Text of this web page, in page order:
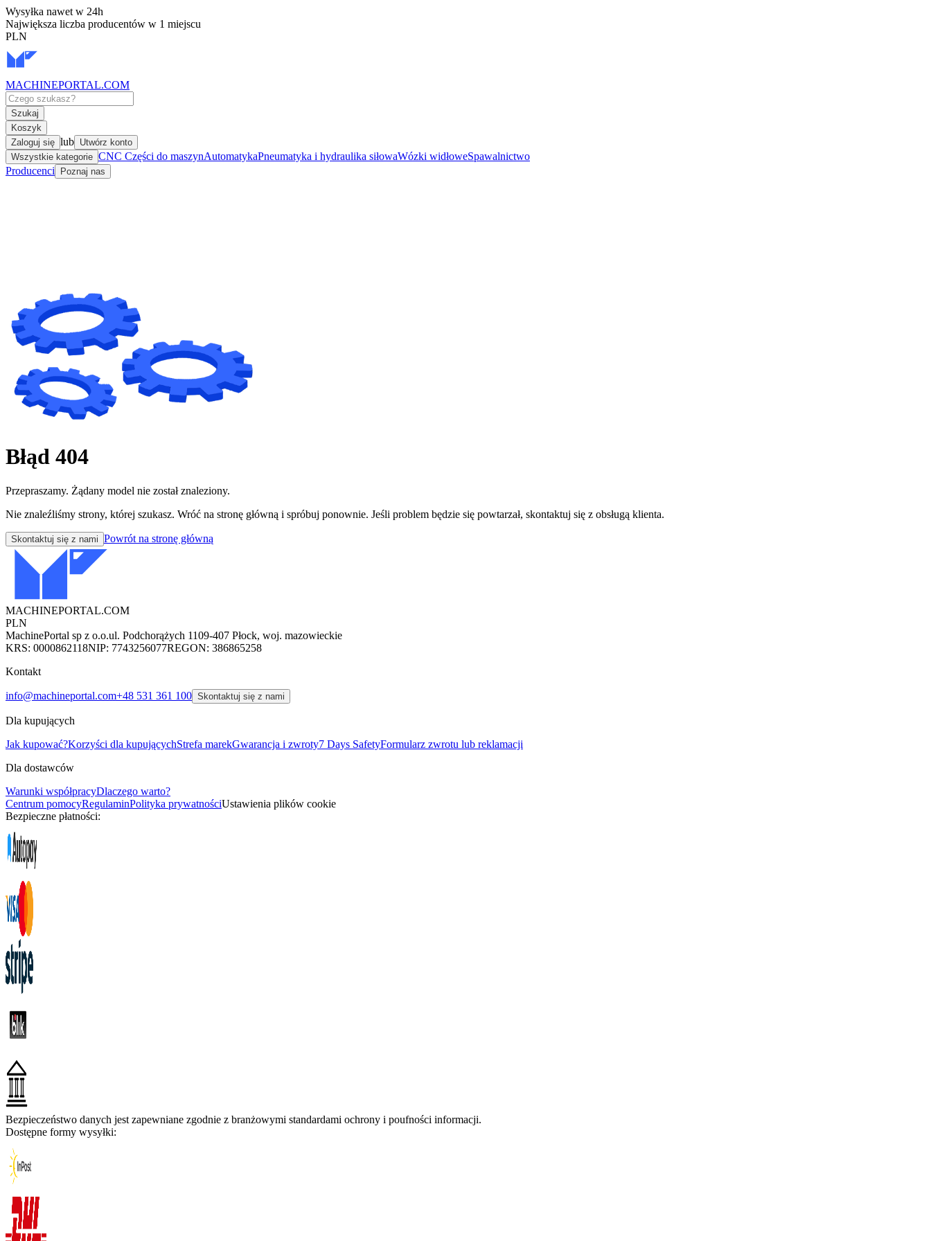
Wysyłka nawet w 24h
Największa liczba producentów w 1 miejscu
PLN
MACHINEPORTAL.COM
Szukaj
Koszyk
Zaloguj się lub Utwórz konto
Wszystkie kategorie CNC Części do maszynAutomatykaPneumatyka i hydraulika siłowaWózki widłoweSpawalnictwo
Producenci
Poznaj nas
Błąd 404
Przepraszamy. Żądany model nie został znaleziony.
Nie znaleźliśmy strony, której szukasz. Wróć na stronę główną i spróbuj ponownie. Jeśli problem będzie się powtarzał, skontaktuj się z obsługą klienta.
Skontaktuj się z nami Powrót na stronę główną
MACHINEPORTAL.COM
PLN
MachinePortal sp z o.o.ul. Podchorążych 1109-407 Płock, woj. mazowieckie
KRS: 0000862118NIP: 7743256077REGON: 386865258
Kontakt
info@machineportal.com+48 531 361 100 Skontaktuj się z nami
Dla kupujących
Jak kupować?Korzyści dla kupującychStrefa marekGwarancja i zwroty7 Days SafetyFormularz zwrotu lub reklamacji
Dla dostawców
Warunki współpracyDlaczego warto?
Centrum pomocyRegulaminPolityka prywatnościUstawienia plików cookie
Bezpieczne płatności:
Bezpieczeństwo danych jest zapewniane zgodnie z branżowymi standardami ochrony i poufności informacji.
Dostępne formy wysyłki: